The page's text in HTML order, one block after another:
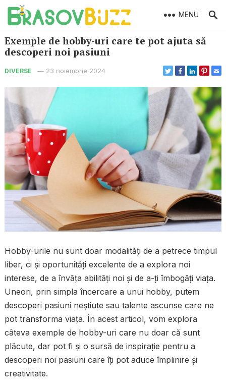
MENU
Exemple de hobby-uri care te pot ajuta să
descoperi noi pasiuni
DIVERSE — 23 noiembrie 2024
Hobby-urile nu sunt doar modalități de a petrece timpul
liber, ci și oportunități excelente de a explora noi
interese, de a învăța abilități noi și de a-ți îmbogăți viața.
Uneori, prin simpla încercare a unui hobby, putem
descoperi pasiuni neștiute sau talente ascunse care ne
pot transforma viața. În acest articol, vom explora
câteva exemple de hobby-uri care nu doar că sunt
plăcute, dar pot fi și o sursă de inspirație pentru a
descoperi noi pasiuni care îți pot aduce împlinire și
creativitate.